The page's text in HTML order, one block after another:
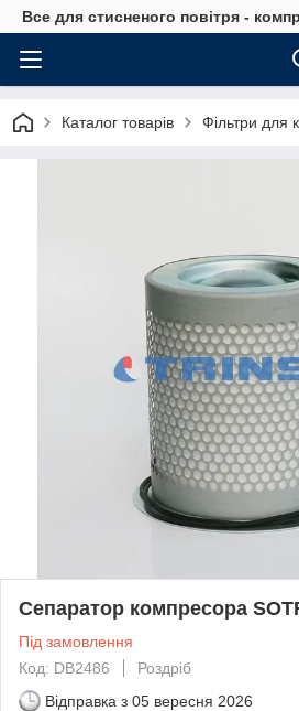
Все для стисненого повітря -
Каталог товарів Фільтри для
Сепаратор компресора
Під замовлення
Код: DB2486
Роздріб
Відправка з 05 вересня 2026